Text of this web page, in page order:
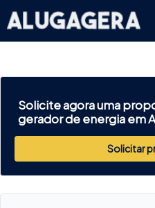
para
o
Solicite agora uma
gerador de energia em
Solicitar